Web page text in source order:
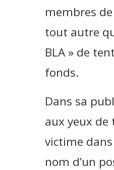
membres
tout autre
BLA » de
fonds.
Dans sa
aux yeux
victime
nom d’un